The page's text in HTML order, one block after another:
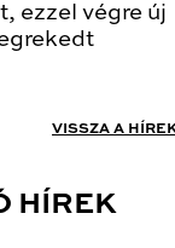
ezzel végre új
VISSZA A
HÍREK